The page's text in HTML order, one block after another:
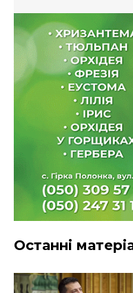
Останні